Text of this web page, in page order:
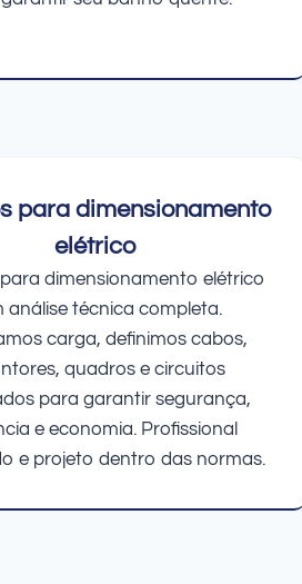
para dimensionamento
elétrico
dimensionamento elétrico
análise técnica completa.
carga, definimos cabos,
quadros e circuitos
para garantir segurança,
e economia. Profissional
e projeto dentro das normas.